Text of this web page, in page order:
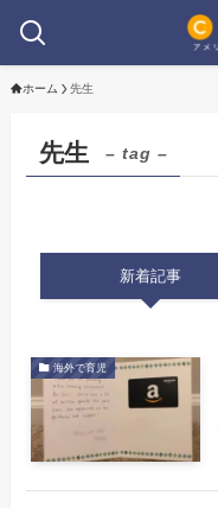
ホーム 先生
先生 – tag –
新着記事
海外で育児